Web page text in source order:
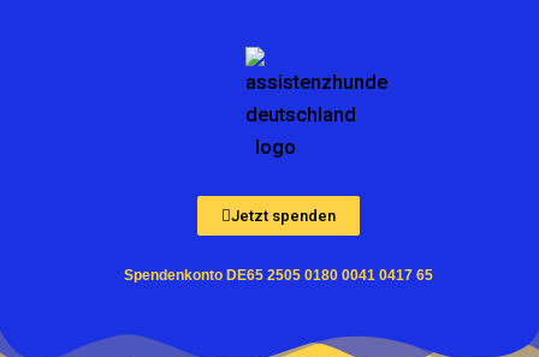
Jetzt spenden
Spendenkonto DE65 2505 0180 0041 0417 65